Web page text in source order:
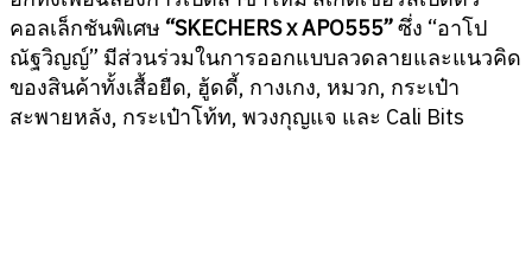
คอลเล็กชันพิเศษ “SKECHERS x APO555”ซึ่ง “อาโป
ณัฐวิญญ์” มีส่วนร่วมในการออกแบบลวดลายและแนวคิด
ของสินค้าทั้งเสื้อยืด, ฮู้ดดี้, กางเกง, หมวก, กระเป๋า
สะพายหลัง, กระเป๋าโท้ท, พวงกุญแจ และ Cali Bits